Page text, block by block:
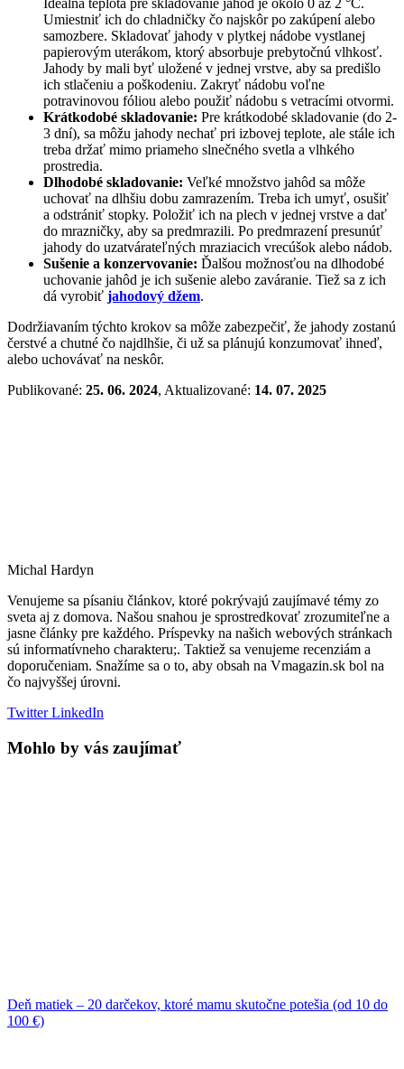
Ideálna teplota pre skladovanie jahôd je okolo 0 až 2 °C.
Umiestniť ich do chladničky čo najskôr po zakúpení alebo
samozbere. Skladovať jahody v plytkej nádobe vystlanej
papierovým uterákom, ktorý absorbuje prebytočnú vlhkosť.
Jahody by mali byť uložené v jednej vrstve, aby sa predišlo
ich stlačeniu a poškodeniu. Zakryť nádobu voľne
potravinovou fóliou alebo použiť nádobu s vetracími otvormi.
Krátkodobé skladovanie: Pre krátkodobé skladovanie (do 2-
3 dní), sa môžu jahody nechať pri izbovej teplote, ale stále ich
treba držať mimo priameho slnečného svetla a vlhkého
prostredia.
Dlhodobé skladovanie: Veľké množstvo jahôd sa môže
uchovať na dlhšiu dobu zamrazením. Treba ich umyť, osušiť
a odstrániť stopky. Položiť ich na plech v jednej vrstve a dať
do mrazničky, aby sa predmrazili. Po predmrazení presunúť
jahody do uzatvárateľných mraziacich vrecúšok alebo nádob.
Sušenie a konzervovanie: Ďalšou možnosťou na dlhodobé
uchovanie jahôd je ich sušenie alebo zaváranie. Tiež sa z ich
dá vyrobiť jahodový džem.
Dodržiavaním týchto krokov sa môže zabezpečiť, že jahody zostanú
čerstvé a chutné čo najdlhšie, či už sa plánujú konzumovať ihneď,
alebo uchovávať na neskôr.
Publikované: 25. 06. 2024, Aktualizované: 14. 07. 2025
Michal Hardyn
Venujeme sa písaniu článkov, ktoré pokrývajú zaujímavé témy zo
sveta aj z domova. Našou snahou je sprostredkovať zrozumiteľne a
jasne články pre každého. Príspevky na našich webových stránkach
sú informatívneho charakteru;. Taktiež sa venujeme recenziám a
doporučeniam. Snažíme sa o to, aby obsah na Vmagazin.sk bol na
čo najvyššej úrovni.
TwitterLinkedIn
Mohlo by vás zaujímať
Deň matiek – 20 darčekov, ktoré mamu skutočne potešia (od 10 do
100 €)